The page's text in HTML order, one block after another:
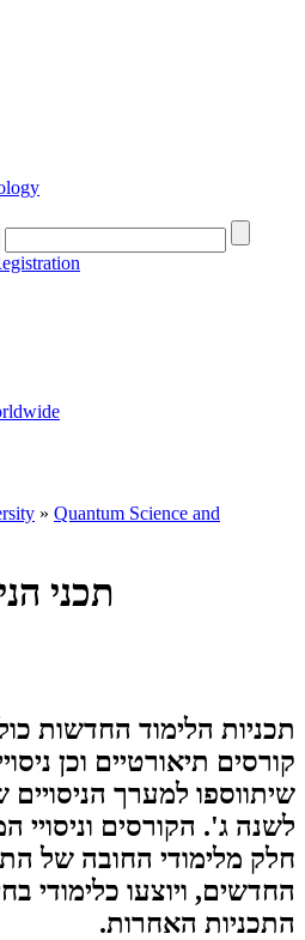
» Quantum Science and
תכני
תכניות הלימוד החדשות
קורסים תיאורטיים וכן
שיתווספו למערך
לשנה ג'. הקורסים וניסויי
חלק מלימודי החובה של
החדשים, ויוצעו כלימודי
התכניות האחרות.